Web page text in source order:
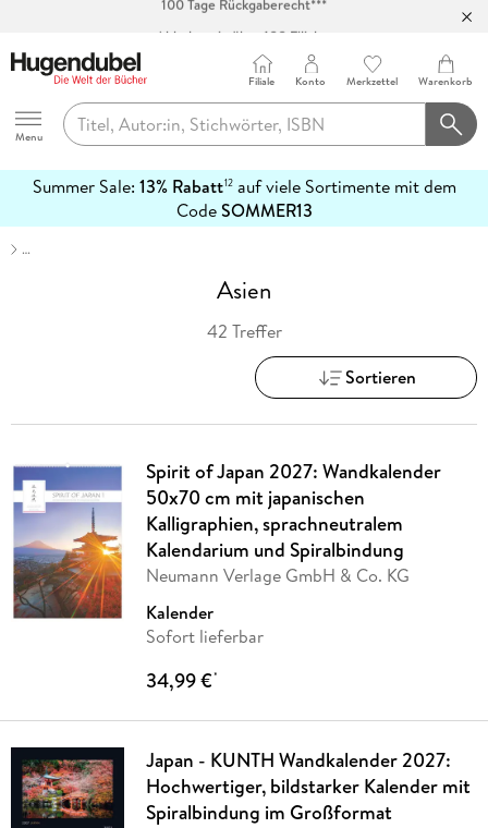
Abholung in über 100 Filialen
Hugendubel
Menu
Filiale Konto Merkzettel Warenkorb
Summer Sale: 13% Rabatt12auf viele Sortimente mit dem
CodeSOMMER13
erfahren
…
Asien
42 Treffer
Sortieren
Spirit of Japan 2027: Wandkalender
50x70 cm mit japanischen
Kalligraphien, sprachneutralem
Kalendarium und Spiralbindung
Neumann Verlage GmbH & Co. KG
Kalender
Sofort lieferbar
34,99 €*
Japan - KUNTH Wandkalender 2027:
Hochwertiger, bildstarker Kalender mit
Spiralbindung im Großformat